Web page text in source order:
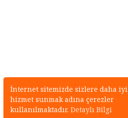
İnternet sitemizde sizlere daha iyi
hizmet sunmak adına çerezler
kullanılmaktadır. Detaylı Bilgi